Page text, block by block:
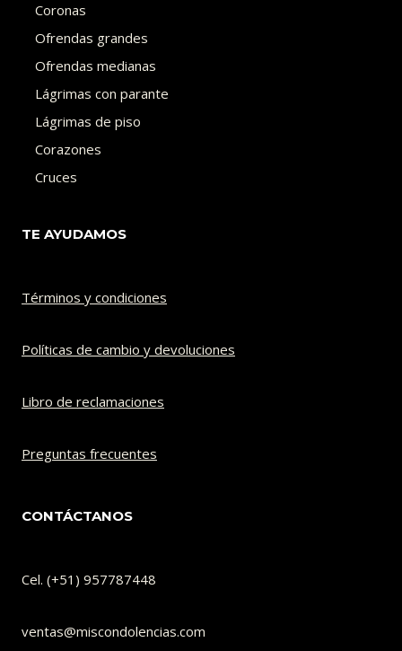
Coronas
Ofrendas grandes
Ofrendas medianas
Lágrimas con parante
Lágrimas de piso
Corazones
Cruces
TE AYUDAMOS
Términos y condiciones
Políticas de cambio y devoluciones​
Libro de reclamaciones
Preguntas frecuentes
CONTÁCTANOS
Cel. (+51) 957787448
ventas@miscondolencias.com